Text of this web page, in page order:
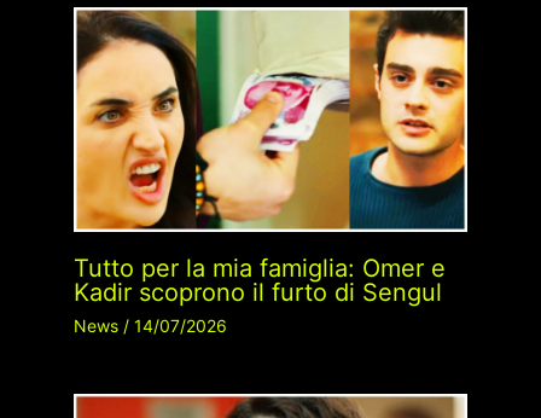
Tutto per la mia famiglia: Omer e
Kadir scoprono il furto di Sengul
News/ 14/07/2026